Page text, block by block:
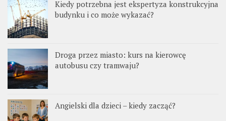
Kiedy potrzebna jest ekspertyza konstrukcyjna
budynku i co może wykazać?
Droga przez miasto: kurs na kierowcę
autobusu czy tramwaju?
Angielski dla dzieci – kiedy zacząć?